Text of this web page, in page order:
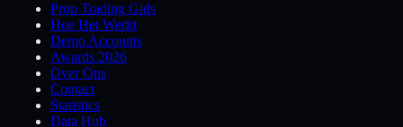
Prop Trading Gids
Hoe Het Werkt
Demo Accounts
Awards 2026
Over Ons
Contact
Statistics
Data Hub